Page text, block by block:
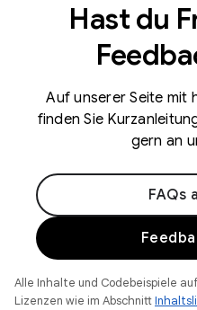
Hast du
Auf unserer Seite mit
finden Sie
gern an
FAQs
Alle Inhalte und Codebeispiele
Lizenzen wie im Abschnitt